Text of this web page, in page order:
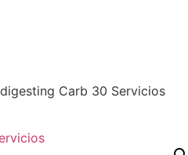
Carb 30 Servicios